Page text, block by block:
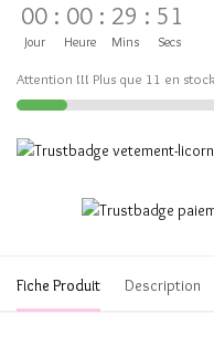
00
Jour
: 00
Heure
: 29
Mins
: 50
Secs
Attention !!! Plus que 11 en
Fiche Produit Description